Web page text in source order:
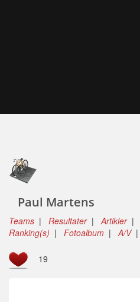
Paul Martens
Teams | Resultater|Artikler|
Ranking(s) | Fotoalbum |A/V|
19